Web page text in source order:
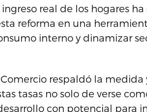
real de los hogares ha
reforma en una
interno y dinamizar
respaldó la medida
tasas no solo de verse
con potencial para